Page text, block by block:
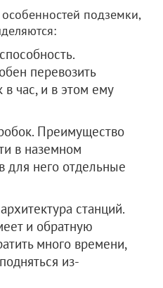
подземки,
перевозить
час, и в этом ему
Преимущество
в наземном
для него отдельные
станций.
и обратную
много времени,
из-